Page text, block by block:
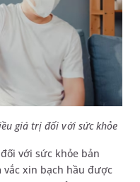
giá trị đối với sức khỏe
với sức khỏe bản
xin bạch hầu được